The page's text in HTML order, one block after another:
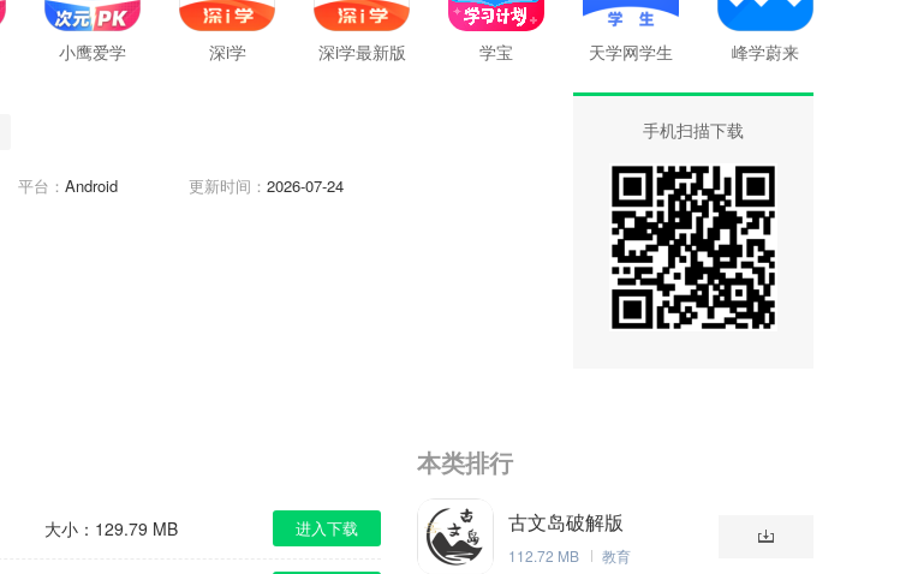
小鹰爱学 深i学 深i学最新版 学宝 天学网学生 峰学蔚来
手机扫描下载
平台： Android 更新时间： 2026-07-24
大小：129.79 MB 进入下载
本类排行
古文岛破解版
112.72 MB 教育